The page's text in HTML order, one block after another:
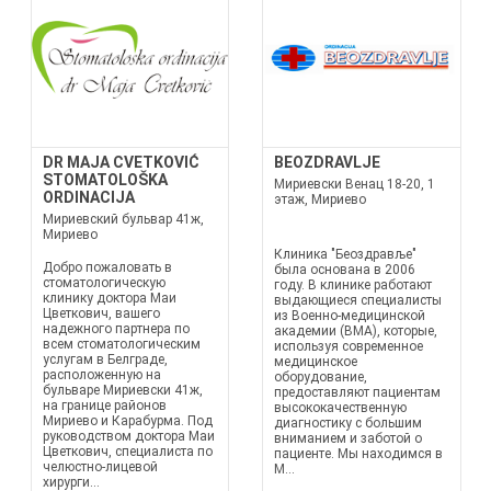
DR MAJA CVETKOVIĆ
STOMATOLOŠKA
ORDINACIJA
Мириевский бульвар 41ж,
Мириево
Добро пожаловать в
стоматологическую
клинику доктора Маи
Цветкович, вашего
надежного партнера по
всем стоматологическим
услугам в Белграде,
расположенную на
бульваре Мириевски 41ж,
на границе районов
Мириево и Карабурма. Под
руководством доктора Маи
Цветкович, специалиста по
челюстно-лицевой
хирурги...
BEOZDRAVLJE
Мириевски Венац 18-20, 1
этаж, Мириево
Клиника "Беоздравље"
была основана в 2006
году. В клинике работают
выдающиеся специалисты
из Военно-медицинской
академии (ВМА), которые,
используя современное
медицинское
оборудование,
предоставляют пациентам
высококачественную
диагностику с большим
вниманием и заботой о
пациенте. Мы находимся в
М...